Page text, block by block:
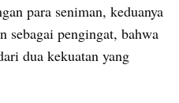
para seniman, keduanya
sebagai pengingat, bahwa
dua kekuatan yang